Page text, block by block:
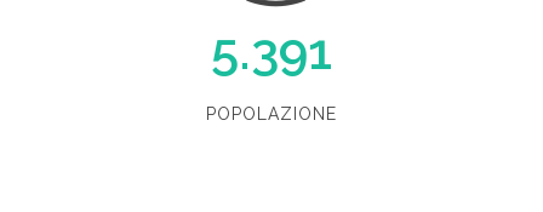
5.391
POPOLAZIONE